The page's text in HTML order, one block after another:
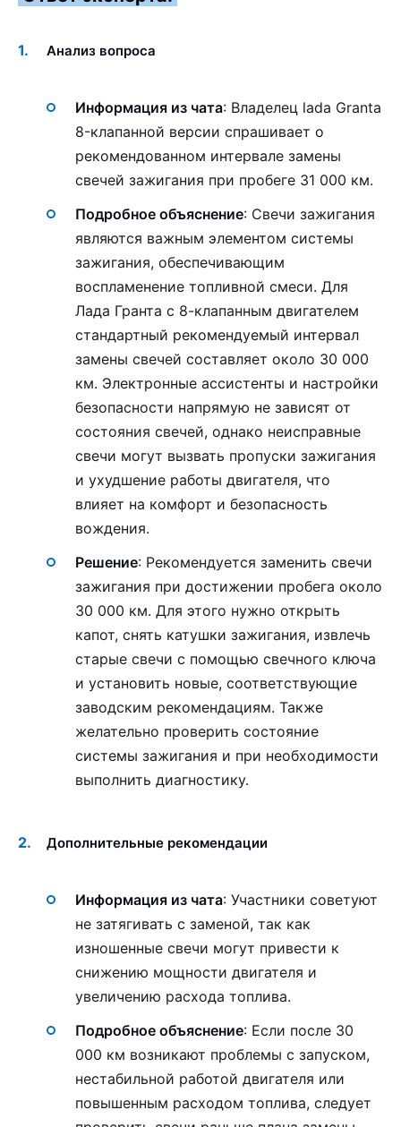
Анализ вопроса
Информация из чата: Владелец lada Granta
8-клапанной версии спрашивает о
рекомендованном интервале замены
свечей зажигания при пробеге 31 000 км.
Подробное объяснение: Свечи зажигания
являются важным элементом системы
зажигания, обеспечивающим
воспламенение топливной смеси. Для
Лада Гранта с 8-клапанным двигателем
стандартный рекомендуемый интервал
замены свечей составляет около 30 000
км. Электронные ассистенты и настройки
безопасности напрямую не зависят от
состояния свечей, однако неисправные
свечи могут вызвать пропуски зажигания
и ухудшение работы двигателя, что
влияет на комфорт и безопасность
вождения.
Решение: Рекомендуется заменить свечи
зажигания при достижении пробега около
30 000 км. Для этого нужно открыть
капот, снять катушки зажигания, извлечь
старые свечи с помощью свечного ключа
и установить новые, соответствующие
заводским рекомендациям. Также
желательно проверить состояние
системы зажигания и при необходимости
выполнить диагностику.
Дополнительные рекомендации
Информация из чата: Участники советуют
не затягивать с заменой, так как
изношенные свечи могут привести к
снижению мощности двигателя и
увеличению расхода топлива.
Подробное объяснение: Если после 30
000 км возникают проблемы с запуском,
нестабильной работой двигателя или
повышенным расходом топлива, следует